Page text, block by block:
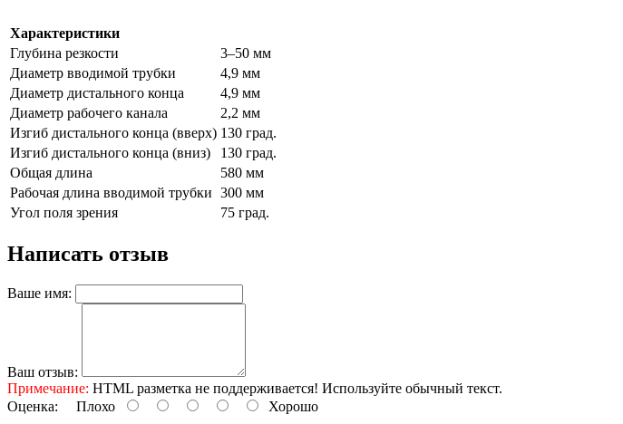
Характеристики
Глубина резкости
3–50 мм
Диаметр вводимой трубки
4,9 мм
Диаметр дистального конца
4,9 мм
Диаметр рабочего канала
2,2 мм
Изгиб дистального конца (вверх) 130 град.
Изгиб дистального конца (вниз)
130 град.
Общая длина
580 мм
Рабочая длина вводимой трубки 300 мм
Угол поля зрения
75 град.
Написать отзыв
Ваше имя:
Ваш отзыв:
Примечание: HTML разметка не поддерживается! Используйте обычный текст.
Оценка: Плохо Хорошо